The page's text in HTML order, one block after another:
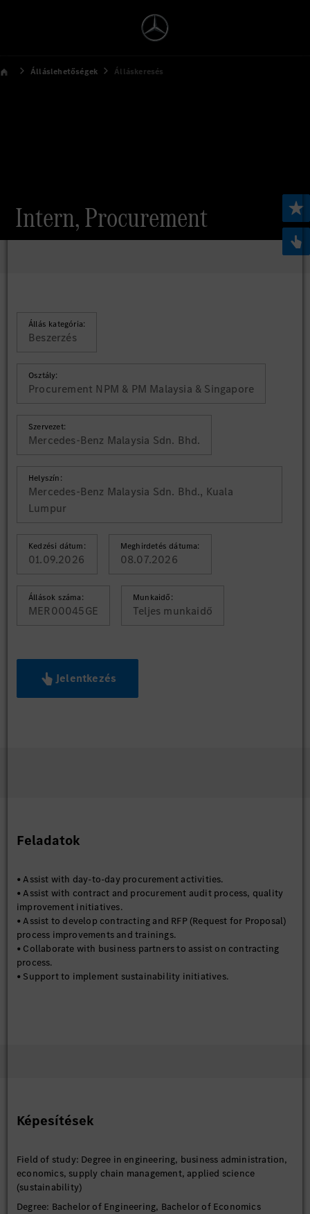
Álláslehetőségek Álláskeresés
Intern, Procurement
Állás kategória:
Beszerzés
Osztály:
Procurement NPM & PM Malaysia & Singapore
Szervezet:
Mercedes-Benz Malaysia Sdn. Bhd.
Helyszín:
Mercedes-Benz Malaysia Sdn. Bhd., Kuala
Lumpur
Kedzési dátum:
01.09.2026
Meghirdetés dátuma:
08.07.2026
Állások száma:
MER00045GE
Munkaidő:
Teljes munkaidő
Jelentkezés
Feladatok
• Assist with day-to-day procurement activities.
• Assist with contract and procurement audit process, quality
improvement initiatives.
• Assist to develop contracting and RFP (Request for Proposal)
process improvements and trainings.
• Collaborate with business partners to assist on contracting
process.
• Support to implement sustainability initiatives.
Képesítések
Field of study: Degree in engineering, business administration,
economics, supply chain management, applied science
(sustainability)
Degree: Bachelor of Engineering, Bachelor of Economics